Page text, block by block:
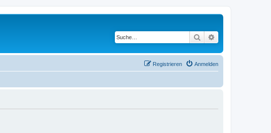
Suche
Anmelden
Registrieren